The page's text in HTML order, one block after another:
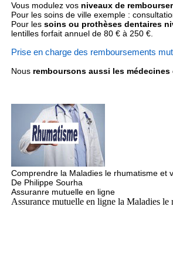
Vous modulez vos niveaux de
Pour les soins de ville exemple :
Pour les soins ou prothèses dentaires
lentilles forfait annuel de 80 € à 250 €.
Prise en charge des remboursements
Nous remboursons aussi les médecines
Comprendre la Maladies le rhumatisme et
De Philippe Sourha
Assuranre mutuelle en ligne
Assurance mutuelle en ligne la Maladies le